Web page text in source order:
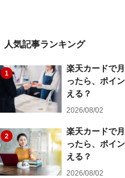
人気記事ランキング
1
楽天カードで
ったら、ポイ
える？
2026/08/02
2
楽天カードで
ったら、ポイ
える？
2026/08/02